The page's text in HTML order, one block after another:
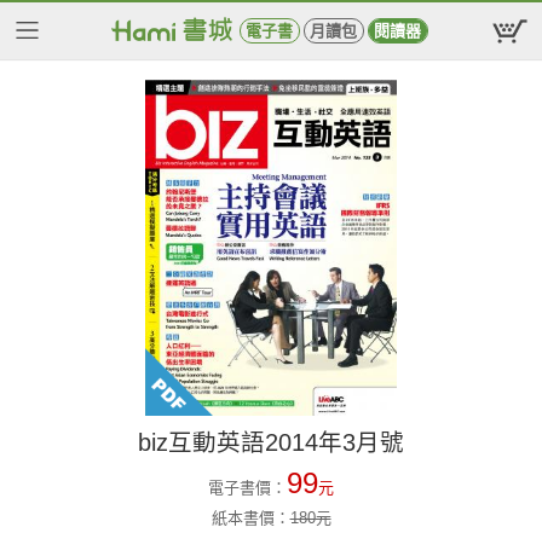
電子書 月讀包 閱讀器
biz互動英語2014年3月號
電子書價： 99元
紙本書價：180元